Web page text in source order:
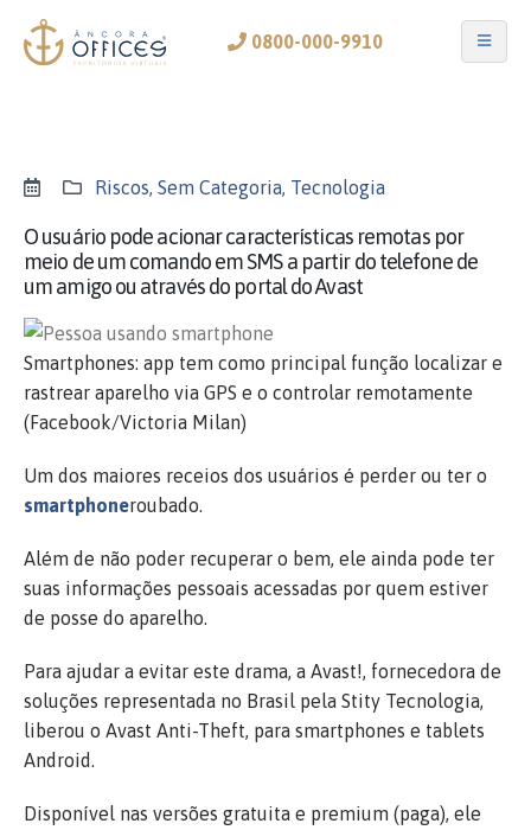
0800-000-9910
Riscos, Sem Categoria, Tecnologia
O usuário pode acionar características remotas por
meio de um comando em SMS a partir do telefone de
um amigo ou através do portal do Avast
Smartphones: app tem como principal função localizar e
rastrear aparelho via GPS e o controlar remotamente
(Facebook/Victoria Milan)
Um dos maiores receios dos usuários é perder ou ter o
smartphoneroubado.
Além de não poder recuperar o bem, ele ainda pode ter
suas informações pessoais acessadas por quem estiver
de posse do aparelho.
Para ajudar a evitar este drama, a Avast!, fornecedora de
soluções representada no Brasil pela Stity Tecnologia,
liberou o Avast Anti-Theft, para smartphones e tablets
Android.
Disponível nas versões gratuita e premium (paga), ele